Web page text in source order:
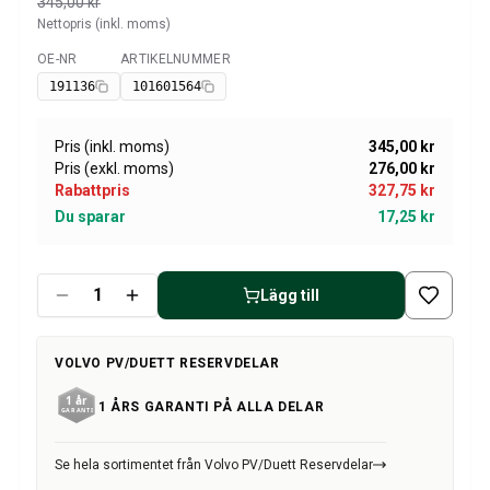
Övrigt Volvo Amazon
Volvo Amazon Däck/Fälg/Navkapslar
Volvo 1800 Reservdelar
Volvo 1800 Bromssystem
Volvo 1800 Karosseri
Volvo 1800 Kylsystem
Volvo 1800 Motorreglage
Volvo 1800 Framvagn
Volvo 1800 Kraftöverföring/bakaxel
Värme/Friskluftsanläggning Volvo 1800 (1961-73)
Volvo 1800 Däck/Fälg
Övrigt Volvo 1800
Volvo 140/164 Karosseri
Nettopris (inkl. moms)
Tillgänglig
OE-NR
191136
ARTIKELNUMMER
101601564
Pris (inkl. moms)
345,00 kr
Pris (exkl. moms)
276,00 kr
Rabattpris
327,75 kr
Du sparar
17,25 kr
Lägg till
VOLVO PV/DUETT RESERVDELAR
1 ÅRS GARANTI PÅ ALLA DELAR
Se hela sortimentet från Volvo PV/Duett Reservdelar